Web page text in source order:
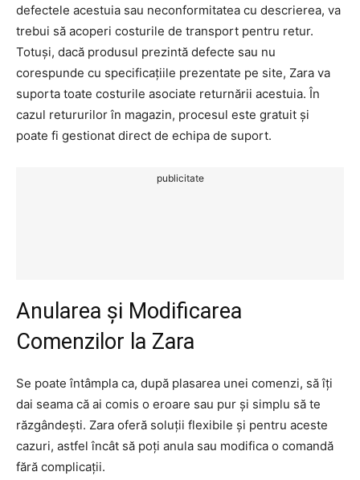
defectele acestuia sau neconformitatea cu descrierea, va
trebui să acoperi costurile de transport pentru retur.
Totuși, dacă produsul prezintă defecte sau nu
corespunde cu specificațiile prezentate pe site, Zara va
suporta toate costurile asociate returnării acestuia. În
cazul retururilor în magazin, procesul este gratuit și
poate fi gestionat direct de echipa de suport.
publicitate
Anularea și Modificarea
Comenzilor la Zara
Se poate întâmpla ca, după plasarea unei comenzi, să îți
dai seama că ai comis o eroare sau pur și simplu să te
răzgândești. Zara oferă soluții flexibile și pentru aceste
cazuri, astfel încât să poți anula sau modifica o comandă
fără complicații.